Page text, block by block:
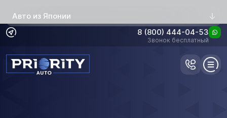
Авто из Японии
8 (800) 444-04-53
Звонок бесплатный